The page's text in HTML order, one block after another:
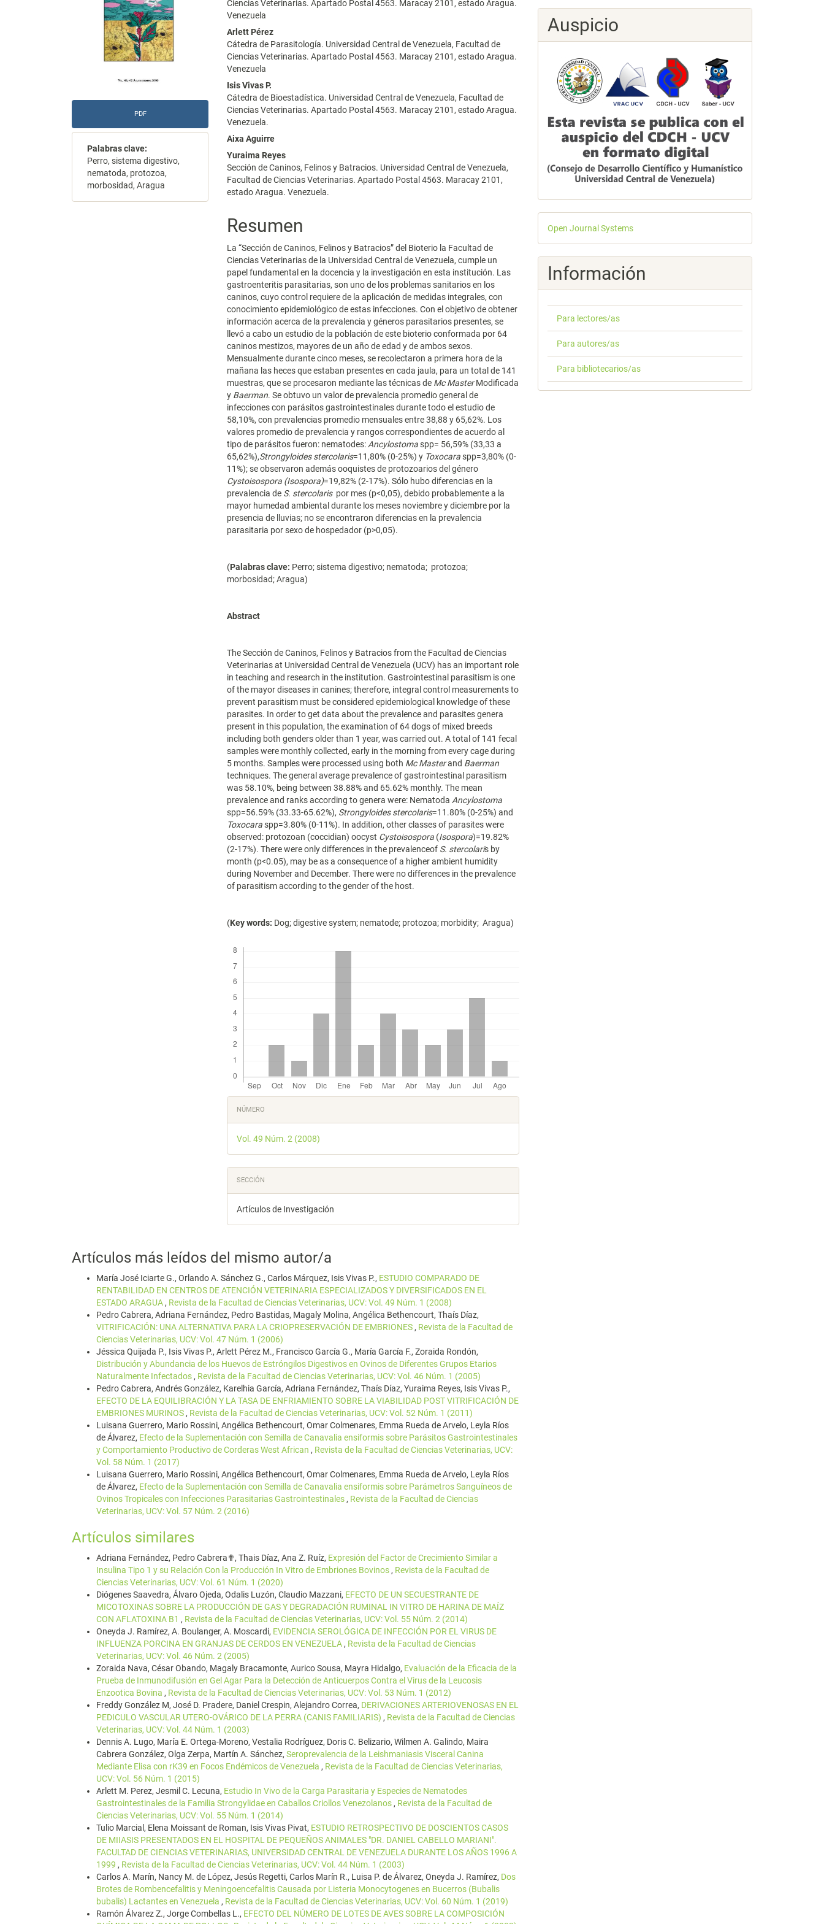
PDF
Palabras clave:
Perro, sistema digestivo,
nematoda, protozoa,
morbosidad, Aragua
Ciencias Veterinarias. Apartado Postal 4563. Maracay 2101, estado Aragua.
Venezuela
Arlett Pérez
Cátedra de Parasitología. Universidad Central de Venezuela, Facultad de
Ciencias Veterinarias. Apartado Postal 4563. Maracay 2101, estado Aragua.
Venezuela
Isis Vivas P.
Cátedra de Bioestadística. Universidad Central de Venezuela, Facultad de
Ciencias Veterinarias. Apartado Postal 4563. Maracay 2101, estado Aragua.
Venezuela.
Aixa Aguirre
Yuraima Reyes
Sección de Caninos, Felinos y Batracios. Universidad Central de Venezuela,
Facultad de Ciencias Veterinarias. Apartado Postal 4563. Maracay 2101,
estado Aragua. Venezuela.
Resumen
La “Sección de Caninos, Felinos y Batracios” del Bioterio la Facultad de
Ciencias Veterinarias de la Universidad Central de Venezuela, cumple un
papel fundamental en la docencia y la investigación en esta institución. Las
gastroenteritis parasitarias, son uno de los problemas sanitarios en los
caninos, cuyo control requiere de la aplicación de medidas integrales, con
conocimiento epidemiológico de estas infecciones. Con el objetivo de obtener
información acerca de la prevalencia y géneros parasitarios presentes, se
llevó a cabo un estudio de la población de este bioterio conformada por 64
caninos mestizos, mayores de un año de edad y de ambos sexos.
Mensualmente durante cinco meses, se recolectaron a primera hora de la
mañana las heces que estaban presentes en cada jaula, para un total de 141
muestras, que se procesaron mediante las técnicas de Mc MasterModificada
y Baerman. Se obtuvo un valor de prevalencia promedio general de
infecciones con parásitos gastrointestinales durante todo el estudio de
58,10%, con prevalencias promedio mensuales entre 38,88 y 65,62%. Los
valores promedio de prevalencia y rangos correspondientes de acuerdo al
tipo de parásitos fueron: nematodes: Ancylostomaspp= 56,59% (33,33 a
65,62%),Strongyloides stercolaris=11,80% (0-25%) y Toxocaraspp=3,80% (0-
11%); se observaron además ooquistes de protozoarios del género
Cystoisospora (Isospora)=19,82% (2-17%). Sólo hubo diferencias en la
prevalencia de S. stercolarispor mes (p<0,05), debido probablemente a la
mayor humedad ambiental durante los meses noviembre y diciembre por la
presencia de lluvias; no se encontraron diferencias en la prevalencia
parasitaria por sexo de hospedador (p>0,05).
(Palabras clave: Perro; sistema digestivo; nematoda; protozoa;
morbosidad; Aragua)
Abstract
The Sección de Caninos, Felinos y Batracios from the Facultad de Ciencias
Veterinarias at Universidad Central de Venezuela (UCV) has an important role
in teaching and research in the institution. Gastrointestinal parasitism is one
of the mayor diseases in canines; therefore, integral control measurements to
prevent parasitism must be considered epidemiological knowledge of these
parasites. In order to get data about the prevalence and parasites genera
present in this population, the examination of 64 dogs of mixed breeds
including both genders older than 1 year, was carried out. A total of 141 fecal
samples were monthly collected, early in the morning from every cage during
5 months. Samples were processed using both Mc Masterand Baerman
techniques. The general average prevalence of gastrointestinal parasitism
was 58.10%, being between 38.88% and 65.62% monthly. The mean
prevalence and ranks according to genera were: Nematoda Ancylostoma
spp=56.59% (33.33-65.62%), Strongyloides stercolaris=11.80% (0-25%) and
Toxocaraspp=3.80% (0-11%). In addition, other classes of parasites were
observed: protozoan (coccidian) oocyst Cystoisospora (Isospora)=19.82%
(2-17%). There were only differences in the prevalenceof S. stercolaris by
month (p<0.05), may be as a consequence of a higher ambient humidity
during November and December. There were no differences in the prevalence
of parasitism according to the gender of the host.
(Key words: Dog; digestive system; nematode; protozoa; morbidity; Aragua)
Detalles
del
artículo
NÚMERO
Vol. 49 Núm. 2 (2008)
SECCIÓN
Artículos de Investigación
Artículos más leídos del mismo autor/a
María José Iciarte G., Orlando A. Sánchez G., Carlos Márquez, Isis Vivas P., ESTUDIO COMPARADO DE
RENTABILIDAD EN CENTROS DE ATENCIÓN VETERINARIA ESPECIALIZADOS Y DIVERSIFICADOS EN EL
ESTADO ARAGUA , Revista de la Facultad de Ciencias Veterinarias, UCV: Vol. 49 Núm. 1 (2008)
Pedro Cabrera, Adriana Fernández, Pedro Bastidas, Magaly Molina, Angélica Bethencourt, Thaís Díaz,
VITRIFICACIÓN: UNA ALTERNATIVA PARA LA CRIOPRESERVACIÓN DE EMBRIONES , Revista de la Facultad de
Ciencias Veterinarias, UCV: Vol. 47 Núm. 1 (2006)
Jéssica Quijada P., Isis Vivas P., Arlett Pérez M., Francisco García G., María García F., Zoraida Rondón,
Distribución y Abundancia de los Huevos de Estróngilos Digestivos en Ovinos de Diferentes Grupos Etarios
Naturalmente Infectados , Revista de la Facultad de Ciencias Veterinarias, UCV: Vol. 46 Núm. 1 (2005)
Pedro Cabrera, Andrés González, Karelhia García, Adriana Fernández, Thaís Díaz, Yuraima Reyes, Isis Vivas P.,
EFECTO DE LA EQUILIBRACIÓN Y LA TASA DE ENFRIAMIENTO SOBRE LA VIABILIDAD POST VITRIFICACIÓN DE
EMBRIONES MURINOS , Revista de la Facultad de Ciencias Veterinarias, UCV: Vol. 52 Núm. 1 (2011)
Luisana Guerrero, Mario Rossini, Angélica Bethencourt, Omar Colmenares, Emma Rueda de Arvelo, Leyla Ríos
de Álvarez, Efecto de la Suplementación con Semilla de Canavalia ensiformis sobre Parásitos Gastrointestinales
y Comportamiento Productivo de Corderas West African , Revista de la Facultad de Ciencias Veterinarias, UCV:
Vol. 58 Núm. 1 (2017)
Luisana Guerrero, Mario Rossini, Angélica Bethencourt, Omar Colmenares, Emma Rueda de Arvelo, Leyla Ríos
de Álvarez, Efecto de la Suplementación con Semilla de Canavalia ensiformis sobre Parámetros Sanguíneos de
Ovinos Tropicales con Infecciones Parasitarias Gastrointestinales , Revista de la Facultad de Ciencias
Veterinarias, UCV: Vol. 57 Núm. 2 (2016)
Artículos similares
Adriana Fernández, Pedro Cabrera✟, Thais Díaz, Ana Z. Ruíz, Expresión del Factor de Crecimiento Similar a
Insulina Tipo 1 y su Relación Con la Producción In Vitro de Embriones Bovinos , Revista de la Facultad de
Ciencias Veterinarias, UCV: Vol. 61 Núm. 1 (2020)
Diógenes Saavedra, Álvaro Ojeda, Odalis Luzón, Claudio Mazzani, EFECTO DE UN SECUESTRANTE DE
MICOTOXINAS SOBRE LA PRODUCCIÓN DE GAS Y DEGRADACIÓN RUMINAL IN VITRO DE HARINA DE MAÍZ
CON AFLATOXINA B1 , Revista de la Facultad de Ciencias Veterinarias, UCV: Vol. 55 Núm. 2 (2014)
Oneyda J. Ramírez, A. Boulanger, A. Moscardi, EVIDENCIA SEROLÓGICA DE INFECCIÓN POR EL VIRUS DE
INFLUENZA PORCINA EN GRANJAS DE CERDOS EN VENEZUELA , Revista de la Facultad de Ciencias
Veterinarias, UCV: Vol. 46 Núm. 2 (2005)
Zoraida Nava, César Obando, Magaly Bracamonte, Aurico Sousa, Mayra Hidalgo, Evaluación de la Eficacia de la
Prueba de Inmunodifusión en Gel Agar Para la Detección de Anticuerpos Contra el Virus de la Leucosis
Enzootica Bovina , Revista de la Facultad de Ciencias Veterinarias, UCV: Vol. 53 Núm. 1 (2012)
Freddy González M, José D. Pradere, Daniel Crespin, Alejandro Correa, DERIVACIONES ARTERIOVENOSAS EN EL
PEDICULO VASCULAR UTERO-OVÁRICO DE LA PERRA (CANIS FAMILIARIS) , Revista de la Facultad de Ciencias
Veterinarias, UCV: Vol. 44 Núm. 1 (2003)
Dennis A. Lugo, María E. Ortega-Moreno, Vestalia Rodríguez, Doris C. Belizario, Wilmen A. Galindo, Maira
Cabrera González, Olga Zerpa, Martín A. Sánchez, Seroprevalencia de la Leishmaniasis Visceral Canina
Mediante Elisa con rK39 en Focos Endémicos de Venezuela , Revista de la Facultad de Ciencias Veterinarias,
UCV: Vol. 56 Núm. 1 (2015)
Arlett M. Perez, Jesmil C. Lecuna, Estudio In Vivo de la Carga Parasitaria y Especies de Nematodes
Gastrointestinales de la Familia Strongylidae en Caballos Criollos Venezolanos , Revista de la Facultad de
Ciencias Veterinarias, UCV: Vol. 55 Núm. 1 (2014)
Tulio Marcial, Elena Moissant de Roman, Isis Vivas Pivat, ESTUDIO RETROSPECTIVO DE DOSCIENTOS CASOS
DE MIIASIS PRESENTADOS EN EL HOSPITAL DE PEQUEÑOS ANIMALES "DR. DANIEL CABELLO MARIANI".
FACULTAD DE CIENCIAS VETERINARIAS, UNIVERSIDAD CENTRAL DE VENEZUELA DURANTE LOS AÑOS 1996 A
1999 , Revista de la Facultad de Ciencias Veterinarias, UCV: Vol. 44 Núm. 1 (2003)
Carlos A. Marín, Nancy M. de López, Jesús Regetti, Carlos Marín R., Luisa P. de Álvarez, Oneyda J. Ramírez, Dos
Brotes de Rombencefalitis y Meningoencefalitis Causada por Listeria Monocytogenes en Bucerros (Bubalis
bubalis) Lactantes en Venezuela , Revista de la Facultad de Ciencias Veterinarias, UCV: Vol. 60 Núm. 1 (2019)
Ramón Álvarez Z., Jorge Combellas L., EFECTO DEL NÚMERO DE LOTES DE AVES SOBRE LA COMPOSICIÓN
Auspicio
Desarrollado
por
Open Journal Systems
Información
Para lectores/as
Para autores/as
Para bibliotecarios/as